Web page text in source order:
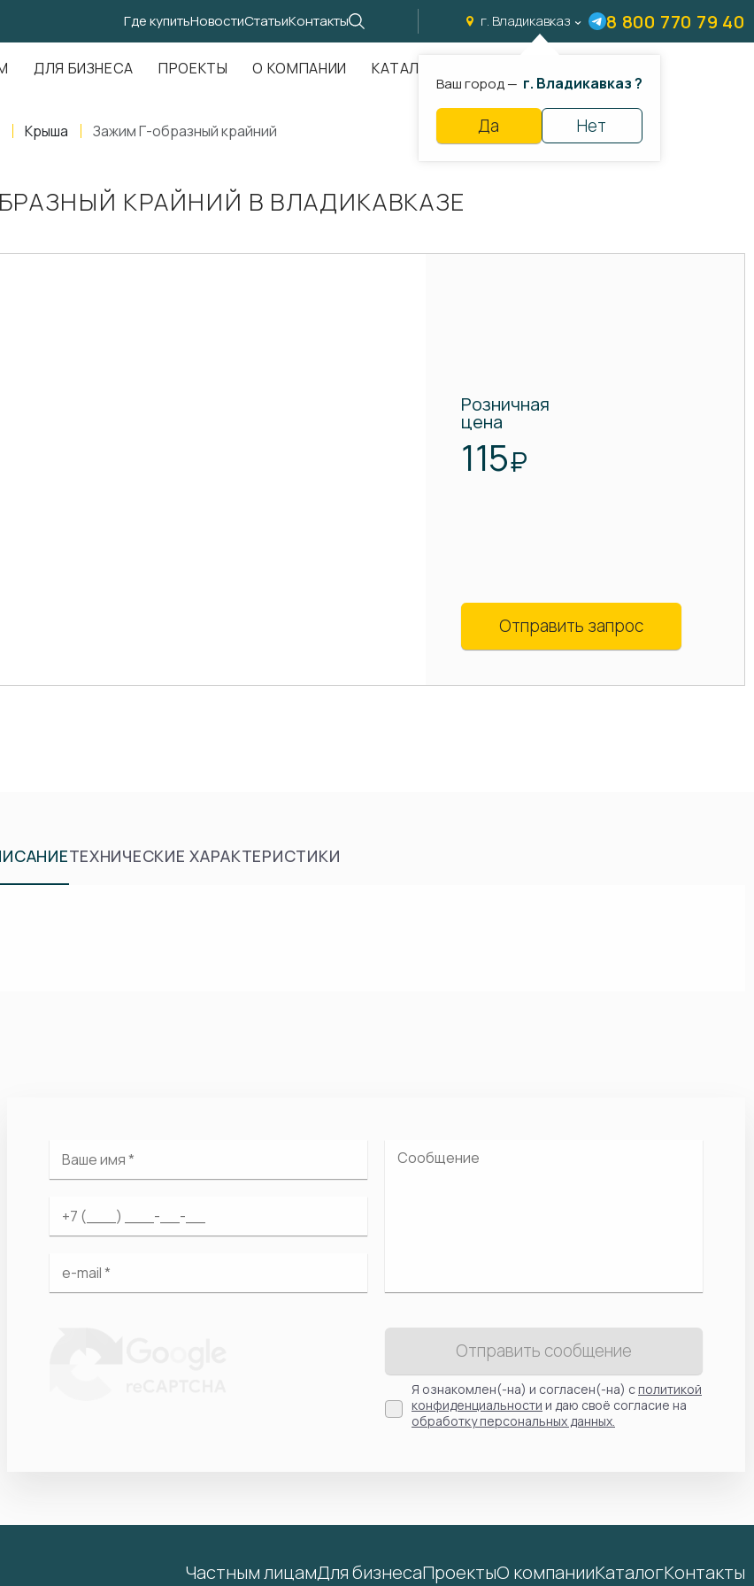
Где купитьНовостиСтатьиКонтакты г. Владикавказ
Ваш город — г. Владикавказ ?
Да Нет
8 800 770 79 40
ДЛЯ БИЗНЕСА ПРОЕКТЫ О КОМПАНИИ КАТАЛОГ
Крыша Зажим Г-образный крайний
КРАЙНИЙ В ВЛАДИКАВКАЗЕ
Розничная
цена
115₽
Отправить запрос
ТЕХНИЧЕСКИЕ ХАРАКТЕРИСТИКИ
Отправить сообщение
Я ознакомлен(-на) и согласен(-на) сполитикой
конфиденциальности и даю своё согласие на
обработку персональных данных.
Частным лицамДля бизнесаПроектыО компанииКаталогКонтакты
д. 107, оф. 707